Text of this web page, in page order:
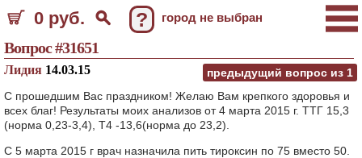
0 руб. ? город не выбран
Вопрос #31651
предыдущий вопрос из 1
Лидия 14.03.15
С прошедшим Вас праздником! Желаю Вам крепкого здоровья и
всех благ! Результаты моих анализов от 4 марта 2015 г. ТТГ 15,3
(норма 0,23-3,4), Т4 -13,6(норма до 23,2).
С 5 марта 2015 г врач назначила пить тироксин по 75 вместо 50.